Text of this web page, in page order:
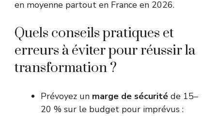
en moyenne partout en France en 2026.
Quels conseils pratiques et
erreurs à éviter pour réussir la
transformation ?
Prévoyez un marge de sécurité de 15–
20 % sur le budget pour imprévus :